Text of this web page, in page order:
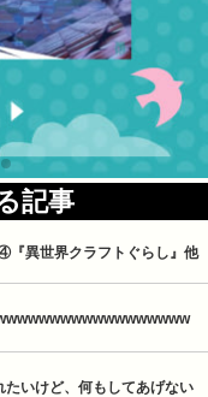
記事
『異世界クラフトぐらし』他
いけど、何もしてあげない